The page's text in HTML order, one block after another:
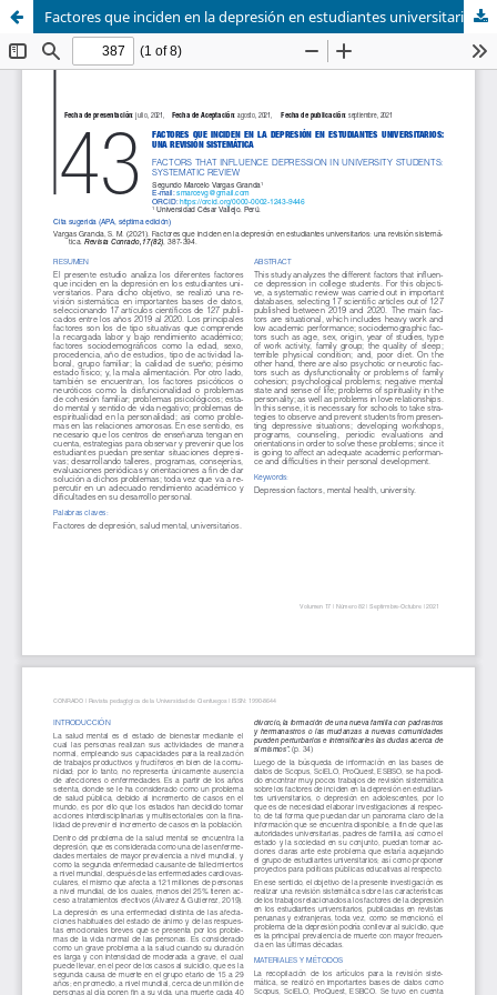
Factores que inciden en la depresión en estudiantes universitarios: una revisión sistemática